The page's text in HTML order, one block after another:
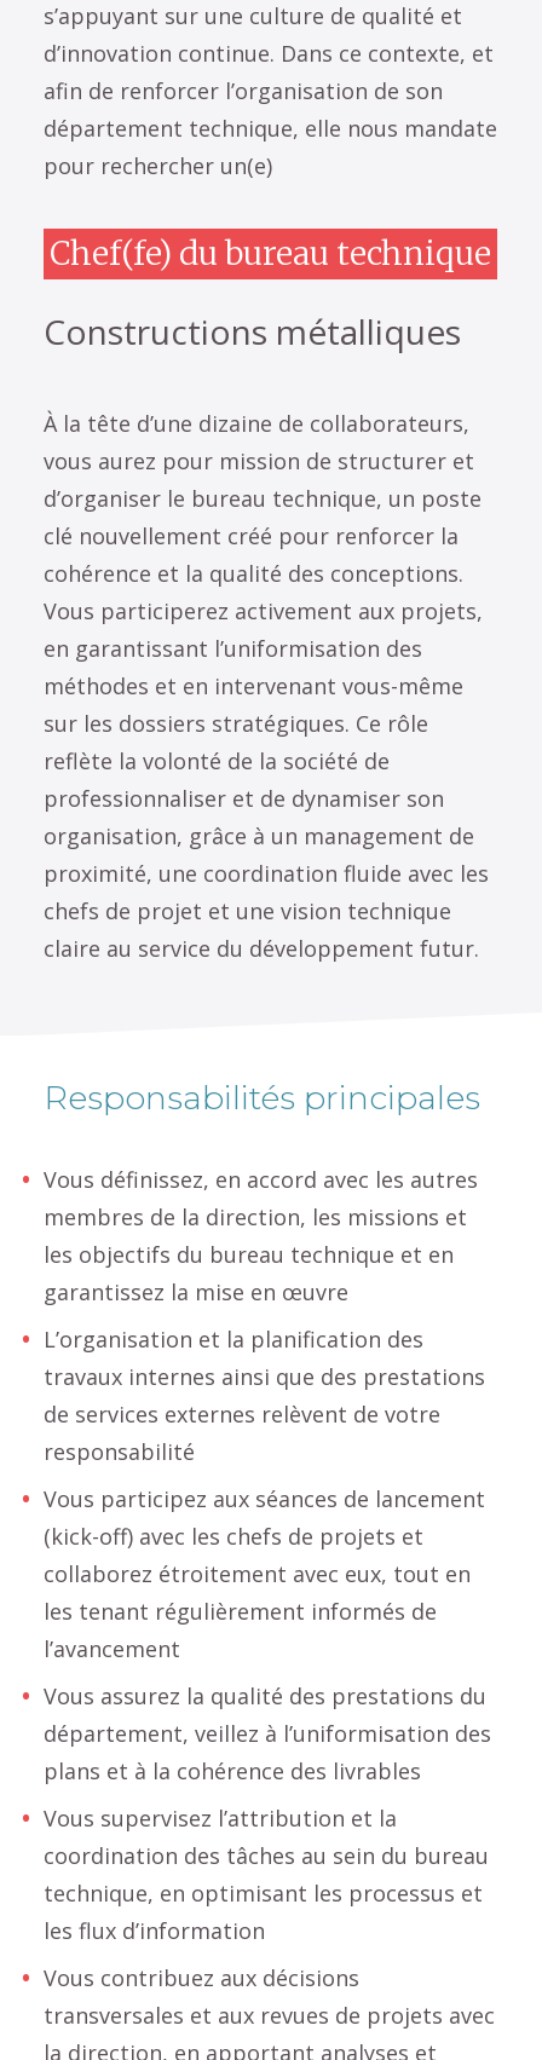
s’appuyant sur une culture de qualité et
d’innovation continue. Dans ce contexte, et
afin de renforcer l’organisation de son
département technique, elle nous mandate
pour rechercher un(e)
Chef(fe) du bureau technique
Constructions métalliques
À la tête d’une dizaine de collaborateurs,
vous aurez pour mission de structurer et
d’organiser le bureau technique, un poste
clé nouvellement créé pour renforcer la
cohérence et la qualité des conceptions.
Vous participerez activement aux projets,
en garantissant l’uniformisation des
méthodes et en intervenant vous-même
sur les dossiers stratégiques. Ce rôle
reflète la volonté de la société de
professionnaliser et de dynamiser son
organisation, grâce à un management de
proximité, une coordination fluide avec les
chefs de projet et une vision technique
claire au service du développement futur.
Responsabilités principales
Vous définissez, en accord avec les autres
membres de la direction, les missions et
les objectifs du bureau technique et en
garantissez la mise en œuvre
L’organisation et la planification des
travaux internes ainsi que des prestations
de services externes relèvent de votre
responsabilité
Vous participez aux séances de lancement
(kick-off) avec les chefs de projets et
collaborez étroitement avec eux, tout en
les tenant régulièrement informés de
l’avancement
Vous assurez la qualité des prestations du
département, veillez à l’uniformisation des
plans et à la cohérence des livrables
Vous supervisez l’attribution et la
coordination des tâches au sein du bureau
technique, en optimisant les processus et
les flux d’information
Vous contribuez aux décisions
transversales et aux revues de projets avec
la direction, en apportant analyses et